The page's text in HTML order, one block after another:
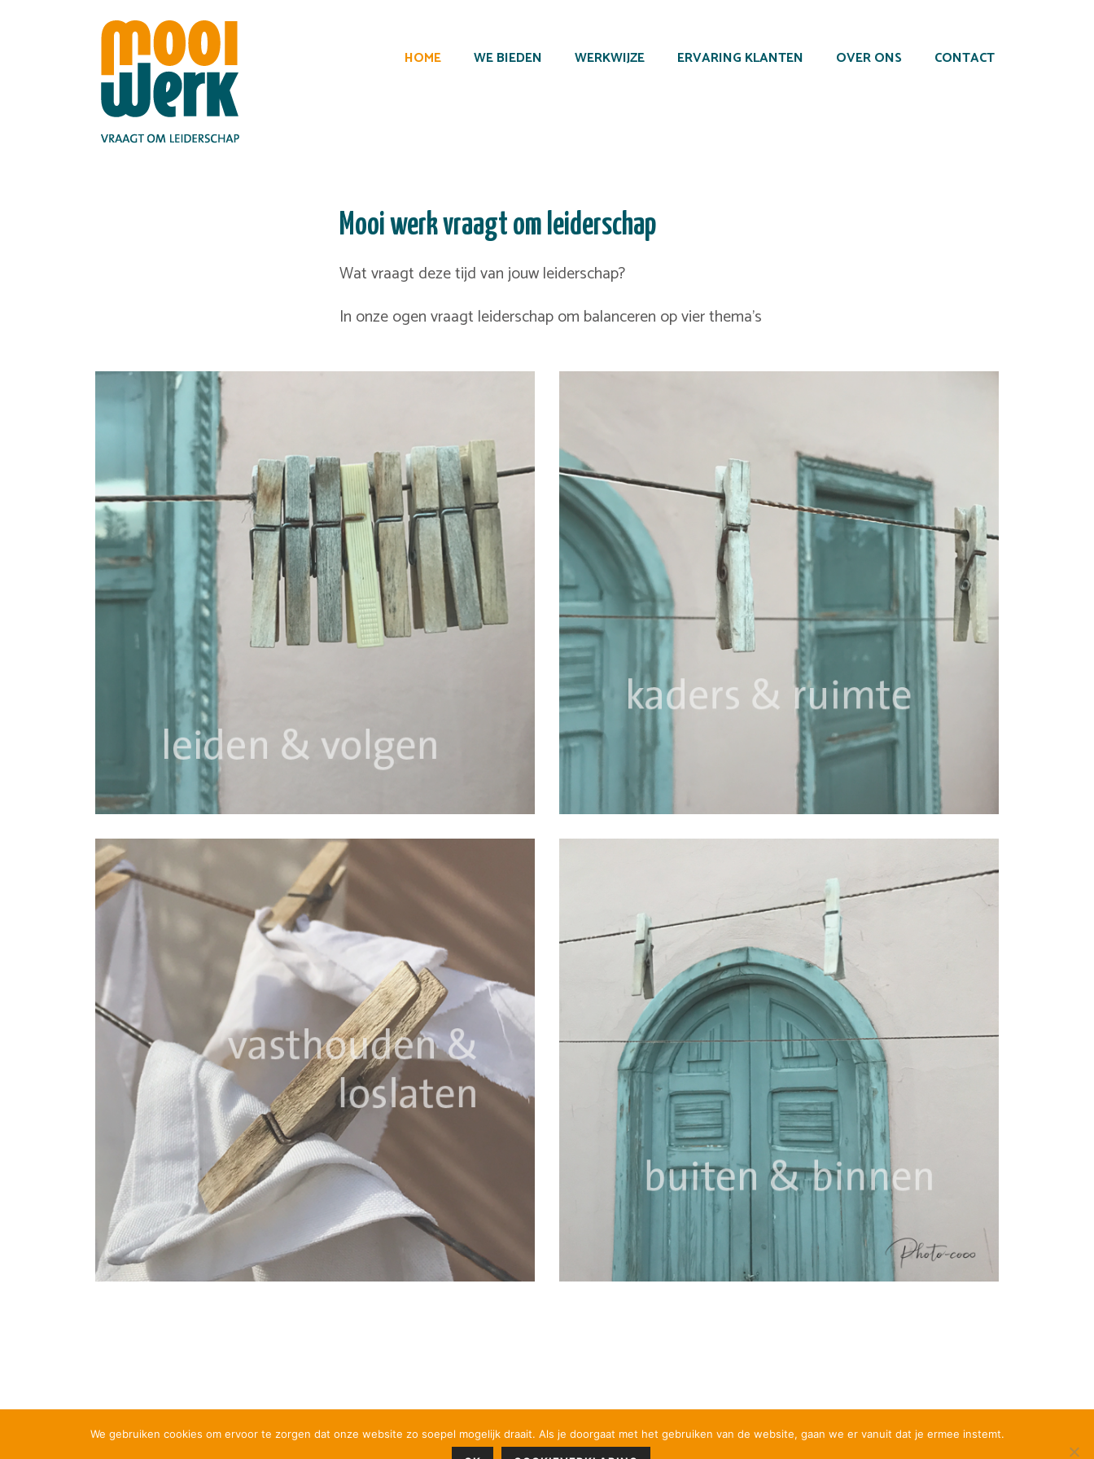
HOME WE BIEDEN WERKWIJZE ERVARING KLANTEN OVER ONS CONTACT
Mooi werk vraagt om leiderschap
Wat vraagt deze tijd van jouw leiderschap?
In onze ogen vraagt leiderschap om balanceren op vier thema’s
We gebruiken cookies om ervoor te zorgen dat onze website zo soepel mogelijk draait. Als je doorgaat met het gebruiken van de website, gaan we er vanuit dat je ermee instemt.